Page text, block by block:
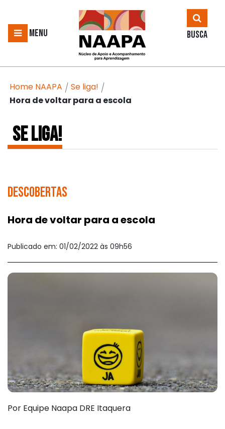
MENU BUSCA
Home NAAPA / Se liga! /
Hora de voltar para a escola
SE LIGA!
Descobertas
Hora de voltar para a escola
Publicado em: 01/02/2022 às 09h56
Por Equipe Naapa DRE Itaquera